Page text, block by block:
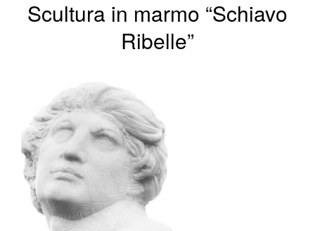
Scultura in marmo “Schiavo
Ribelle”